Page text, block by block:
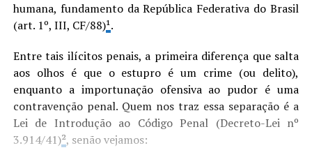
humana, fundamento da República Federativa do Brasil
(art. 1º, III, CF/88)¹.
Entre tais ilícitos penais, a primeira diferença que salta
aos olhos é que o estupro é um crime (ou delito),
enquanto a importunação ofensiva ao pudor é uma
contravenção penal. Quem nos traz essa separação é a
Lei de Introdução ao Código Penal (Decreto-Lei nº
3.914/41)², senão vejamos: